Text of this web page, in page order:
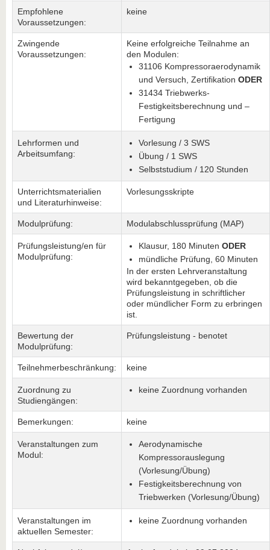
Empfohlene
Voraussetzungen:
keine
Zwingende
Voraussetzungen:
Keine erfolgreiche Teilnahme an
den Modulen:
31106 Kompressoraerodynamik
und Versuch, Zertifikation ODER
31434 Triebwerks-
Festigkeitsberechnung und –
Fertigung
Lehrformen und
Arbeitsumfang:
Vorlesung / 3 SWS
Übung / 1 SWS
Selbststudium / 120 Stunden
Unterrichtsmaterialien
und Literaturhinweise:
Vorlesungsskripte
Modulprüfung: Modulabschlussprüfung (MAP)
Prüfungsleistung/en für
Modulprüfung:
Klausur, 180 Minuten ODER
mündliche Prüfung, 60 Minuten
In der ersten Lehrveranstaltung
wird bekanntgegeben, ob die
Prüfungsleistung in schriftlicher
oder mündlicher Form zu erbringen
ist.
Bewertung der
Modulprüfung:
Prüfungsleistung - benotet
Teilnehmerbeschränkung: keine
Zuordnung zu
Studiengängen:
keine Zuordnung vorhanden
Bemerkungen: keine
Veranstaltungen zum
Modul:
Aerodynamische
Kompressorauslegung
(Vorlesung/Übung)
Festigkeitsberechnung von
Triebwerken (Vorlesung/Übung)
Veranstaltungen im
aktuellen Semester:
keine Zuordnung vorhanden